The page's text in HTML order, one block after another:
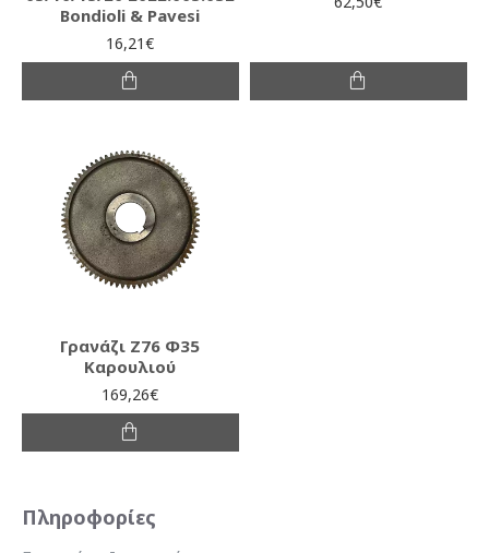
Bondioli & Pavesi
16,21€
Γρανάζι Ζ76 Φ35
Καρουλιού
169,26€
Πληροφορίες